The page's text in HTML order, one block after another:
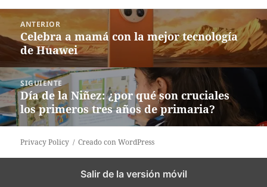
Navegación
entradas
ANTERIOR
Entrada
anterior:
Celebra a mamá con la mejor tecnología
de Huawei
SIGUIENTE
Siguiente
entrada:
Día de la Niñez: ¿por qué son cruciales
los primeros tres años de primaria?
Privacy Policy Creado con WordPress
Salir de la versión móvil